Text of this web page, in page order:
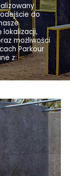
do
lokalizacji,
możliwości
Parkour
z: